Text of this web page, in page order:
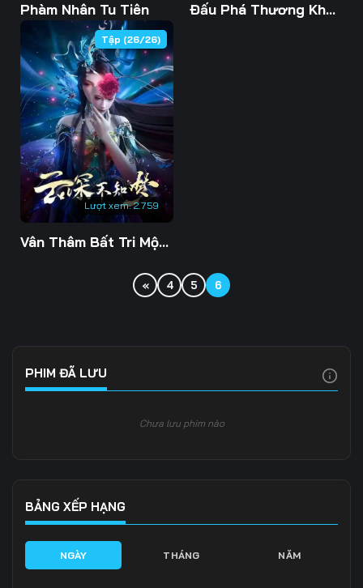
Phàm Nhân Tu Tiên Đấu Phá Thương Khung Phần 5
Lượt xem:2.759
Tập (26/26)
Vân Thâm Bất Tri Mộng
« 4 5 6
PHIM ĐÃ LƯU
Chưa lưu phim nào
BẢNG XẾP HẠNG
NGÀY THÁNG NĂM